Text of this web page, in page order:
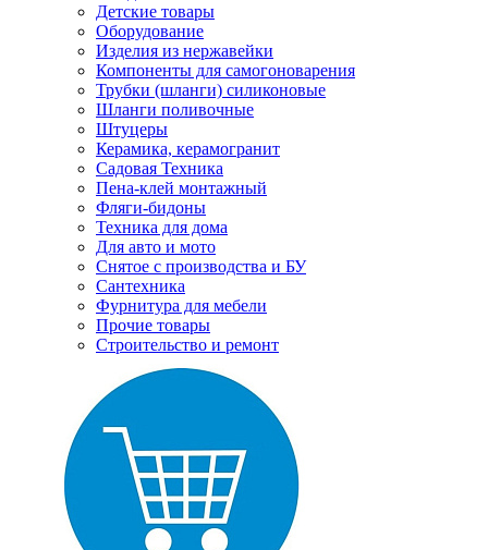
Детские товары
Оборудование
Изделия из нержавейки
Компоненты для самогоноварения
Трубки (шланги) силиконовые
Шланги поливочные
Штуцеры
Керамика, керамогранит
Садовая Техника
Пена-клей монтажный
Фляги-бидоны
Техника для дома
Для авто и мото
Снятое с производства и БУ
Сантехника
Фурнитура для мебели
Прочие товары
Строительство и ремонт